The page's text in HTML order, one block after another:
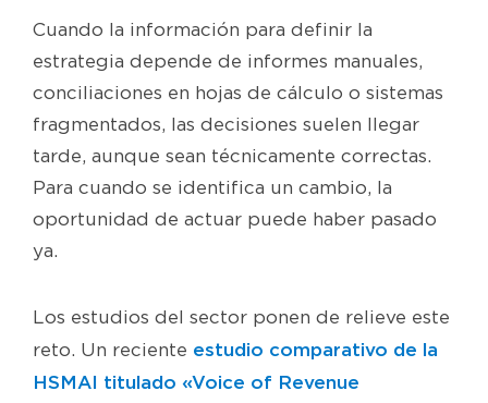
Cuando la información para definir la
estrategia depende de informes manuales,
conciliaciones en hojas de cálculo o sistemas
fragmentados, las decisiones suelen llegar
tarde, aunque sean técnicamente correctas.
Para cuando se identifica un cambio, la
oportunidad de actuar puede haber pasado
ya.
Los estudios del sector ponen de relieve este
reto. Un reciente estudio comparativo de la
HSMAI titulado «Voice of Revenue